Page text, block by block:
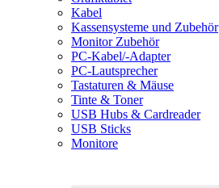
Kabel
Kassensysteme und Zubehör
Monitor Zubehör
PC-Kabel/-Adapter
PC-Lautsprecher
Tastaturen & Mäuse
Tinte & Toner
USB Hubs & Cardreader
USB Sticks
Monitore